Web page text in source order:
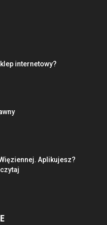
internetowy?
Aplikujesz?